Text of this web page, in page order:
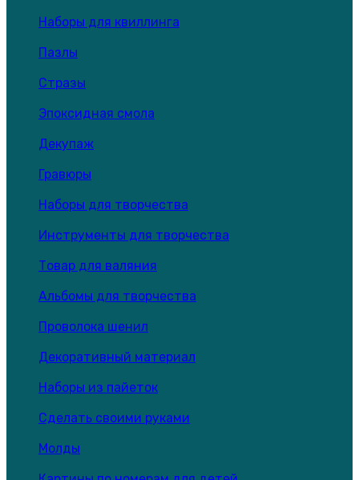
Наборы для квиллинга
Пазлы
Стразы
Эпоксидная смола
Декупаж
Гравюры
Наборы для творчества
Инструменты для творчества
Товар для валяния
Альбомы для творчества
Проволока шенил
Декоративный материал
Наборы из пайеток
Сделать своими руками
Молды